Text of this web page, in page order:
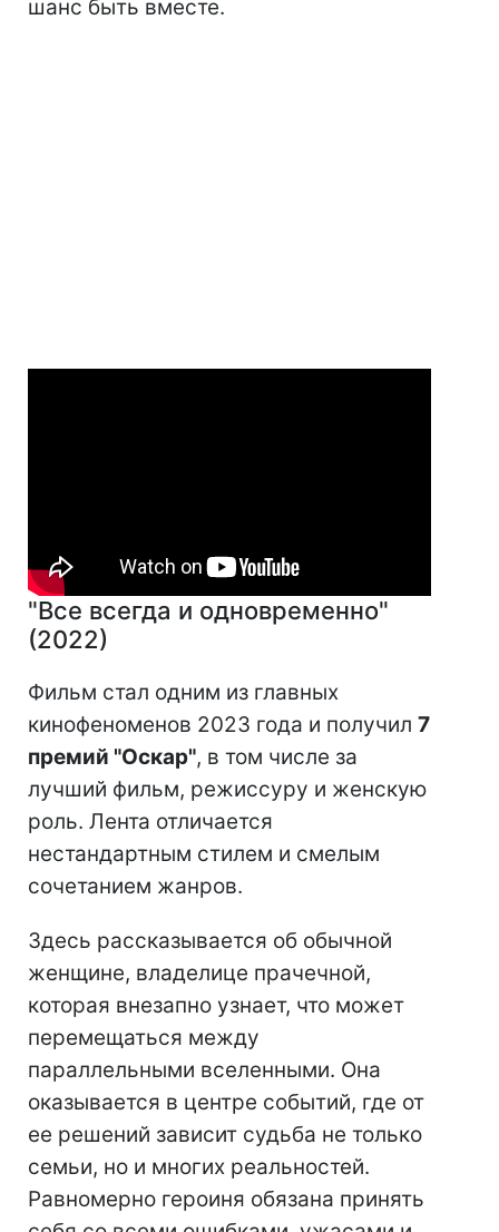
шанс быть вместе.
"Все всегда и одновременно"
(2022)
Фильм стал одним из главных
кинофеноменов 2023 года и получил 7
премий "Оскар", в том числе за
лучший фильм, режиссуру и женскую
роль. Лента отличается
нестандартным стилем и смелым
сочетанием жанров.
Здесь рассказывается об обычной
женщине, владелице прачечной,
которая внезапно узнает, что может
перемещаться между
параллельными вселенными. Она
оказывается в центре событий, где от
ее решений зависит судьба не только
семьи, но и многих реальностей.
Равномерно героиня обязана принять